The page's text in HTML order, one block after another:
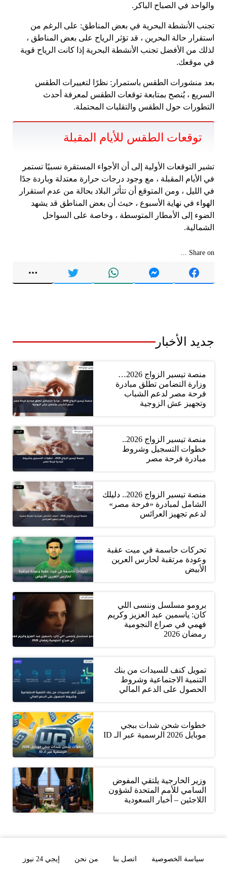
والواحد في الصباح الباكر.
تجنب الأنشطة البحرية في بعض المناطق: على الرغم من
استقرار حالة البحرين ، قد تؤثر الرياح على بعض المناطق ،
لذلك من الأفضل تجنب الأنشطة البحرية إذا كانت الرياح قوية
في موقعك.
بعد منشورات الطقس باستمرار: نظرًا لتغييرات الطقس
السريع ، يُنصح بمتابعة توقعات الطقس لمعرفة أحدث
التطورات حول الطقس والتقلبات المحتملة.
توقعات الطقس للأيام المقبلة
تشير التوقعات الأولية إلى أن الأجواء المستقرة نسبيًا تستمر
في الأيام المقبلة ، مع وجود درجات حرارة معتدلة وباردة جدًا
في الليل ، ومن المتوقع أن تتأثر البلاد بحالة من عدم استقرار
الهواء في نهاية الأسبوع ، حيث أن بعض المناطق قد يشهد
الضوء إلى الأمطار المتوسطة ، وخاصة على السواحل
الشمالية.
Share on ...
جديد الأخبار
منصة تيسير الزواج 2026…
وزارة التضامن تطلق مبادرة
فرحة مصر لدعم الشباب
وتجهيز عش الزوجية
منصة تيسير الزواج 2026..
خطوات التسجيل وشروط
مبادرة فرحة مصر
منصة تيسير الزواج 2026.. دليلك
الشامل لمبادرة «فرحة مصر»
لدعم تجهيز العرائس
تحركات حاسمة في ميت عقبة
وعودة مرتقبة لحارس العرين
الأبيض
برومو مسلسل وننسى اللي
كان: ياسمين عبد العزيز وكريم
فهمي في صراع النجومية
رمضان 2026
تمويل كنف للسيدات من بنك
التنمية الاجتماعية وشروط
الحصول على الدعم المالي
خطوات شحن شدات ببجي
موبايل 2026 الرسمية عبر الـ ID
وزير الخارجية يلتقي المفوض
السامي للأمم المتحدة لشؤون
اللاجئين – أخبار السعودية
سياسة الخصوصية اتصل بنا من نحن إيجي 24 نيوز